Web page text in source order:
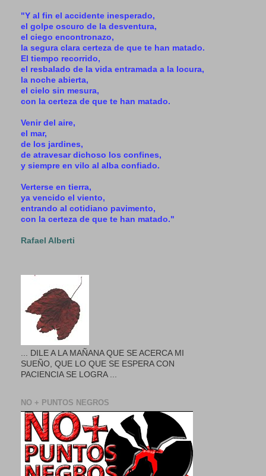
"Y al fin el accidente inesperado,
el golpe oscuro de la desventura,
el ciego encontronazo,
la segura clara certeza de que te han matado.
El tiempo recorrido,
el resbalado de la vida entramada a la locura,
la noche abierta,
el cielo sin mesura,
con la certeza de que te han matado.
Venir del aire,
el mar,
de los jardines,
de atravesar dichoso los confines,
y siempre en vilo al alba confiado.
Verterse en tierra,
ya vencido el viento,
entrando al cotidiano pavimento,
con la certeza de que te han matado."
Rafael Alberti
... DILE A LA MAÑANA QUE SE ACERCA MI
SUEÑO, QUE LO QUE SE ESPERA CON
PACIENCIA SE LOGRA ...
NO + PUNTOS NEGROS